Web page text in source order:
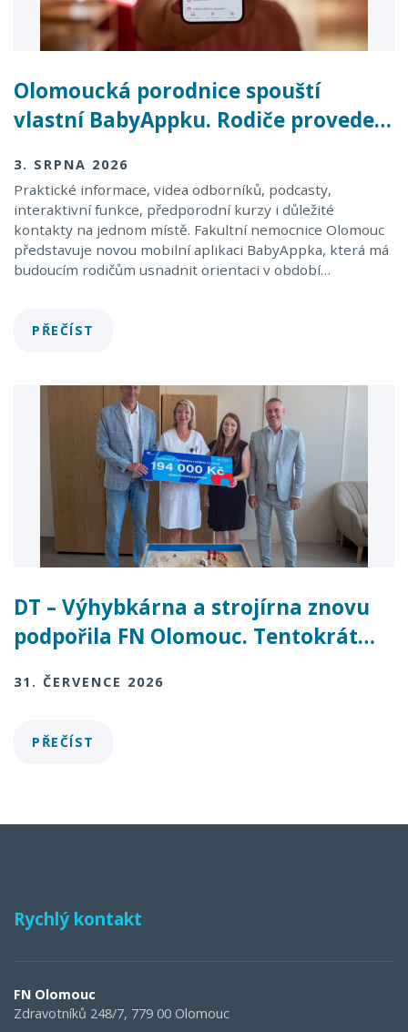
Olomoucká porodnice spouští
vlastní BabyAppku. Rodiče provede…
3. SRPNA 2026
Praktické informace, videa odborníků, podcasty,
interaktivní funkce, předporodní kurzy i důležité
kontakty na jednom místě. Fakultní nemocnice Olomouc
představuje novou mobilní aplikaci BabyAppka, která má
budoucím rodičům usnadnit orientaci v období…
PŘEČÍST
DT – Výhybkárna a strojírna znovu
podpořila FN Olomouc. Tentokrát…
31. ČERVENCE 2026
PŘEČÍST
Rychlý kontakt
FN Olomouc
Zdravotníků 248/7, 779 00 Olomouc